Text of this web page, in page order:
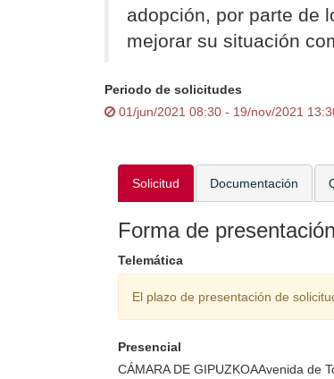
adopción, por parte de
mejorar su situación
Periodo de solicitudes
01/jun/2021 08:30 - 19/nov/2021
Solicitud Documentación
Forma de presentación
Telemática
El plazo de presentación de
Presencial
CÁMARA DE GIPUZKOAAvenida de